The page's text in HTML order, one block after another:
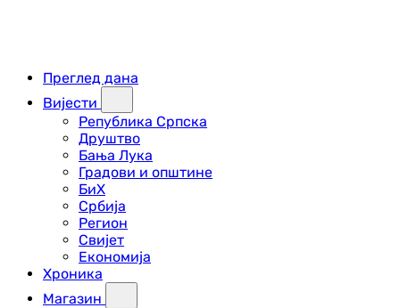
Преглед дана
Вијести
Република Српска
Друштво
Бања Лука
Градови и општине
БиХ
Србија
Регион
Свијет
Економија
Хроника
Магазин